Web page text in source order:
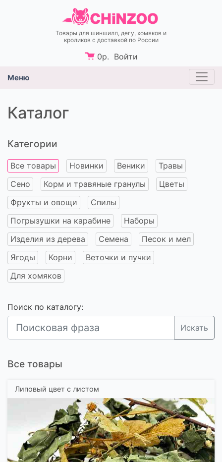
Товары для шиншилл, дегу, хомяков и
кроликов c доставкой по России
0р. Войти
Меню
Каталог
Категории
Все товары Новинки Веники
Травы
Сено
Корм и травяные гранулы
Цветы
Фрукты и овощи
Спилы
Погрызушки на карабине
Наборы
Изделия из дерева
Семена
Песок и мел
Ягоды
Корни
Веточки и пучки
Для хомяков
Поиск по каталогу:
Искать
Все товары
Липовый цвет с листом